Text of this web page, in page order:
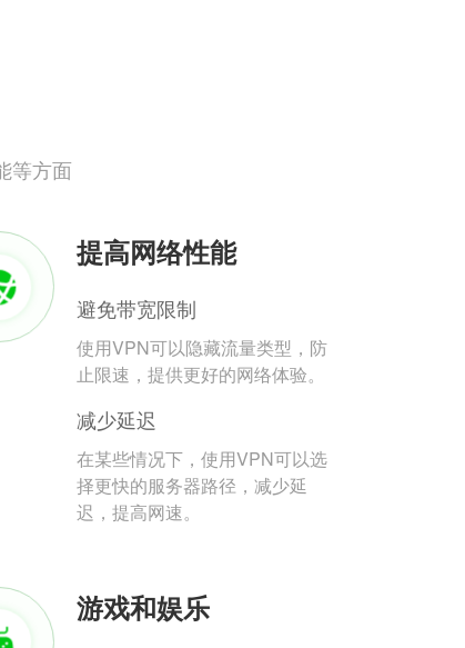
等方面
提高网络性能
避免带宽限制
使用VPN可以隐藏流量类型，防
止限速，提供更好的网络体验。
减少延迟
在某些情况下，使用VPN可以选
择更快的服务器路径，减少延
迟，提高网速。
游戏和娱乐